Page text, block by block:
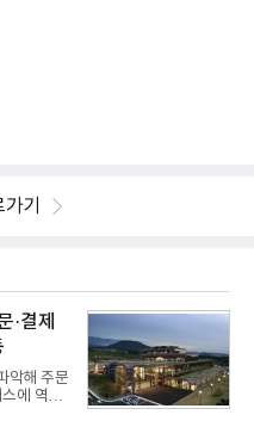
기
·결제
악해 주문
에 역량